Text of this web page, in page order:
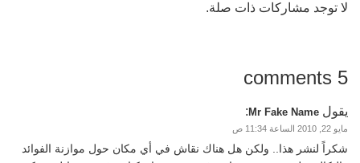
لا توجد مشاركات ذات صلة.
5 comments
يقول Mr Fake Name
:
مايو 22, 2010 الساعة 11:34 ص
شكراً لنشر هذا.. ولكن هل هناك نقاش في أي مكان حول موازنة الفوائد